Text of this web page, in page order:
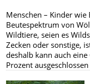
Menschen – Kinder wie
Beutespektrum von
Wildtiere, seien es
Zecken oder sonstige,
deshalb kann auch
Prozent